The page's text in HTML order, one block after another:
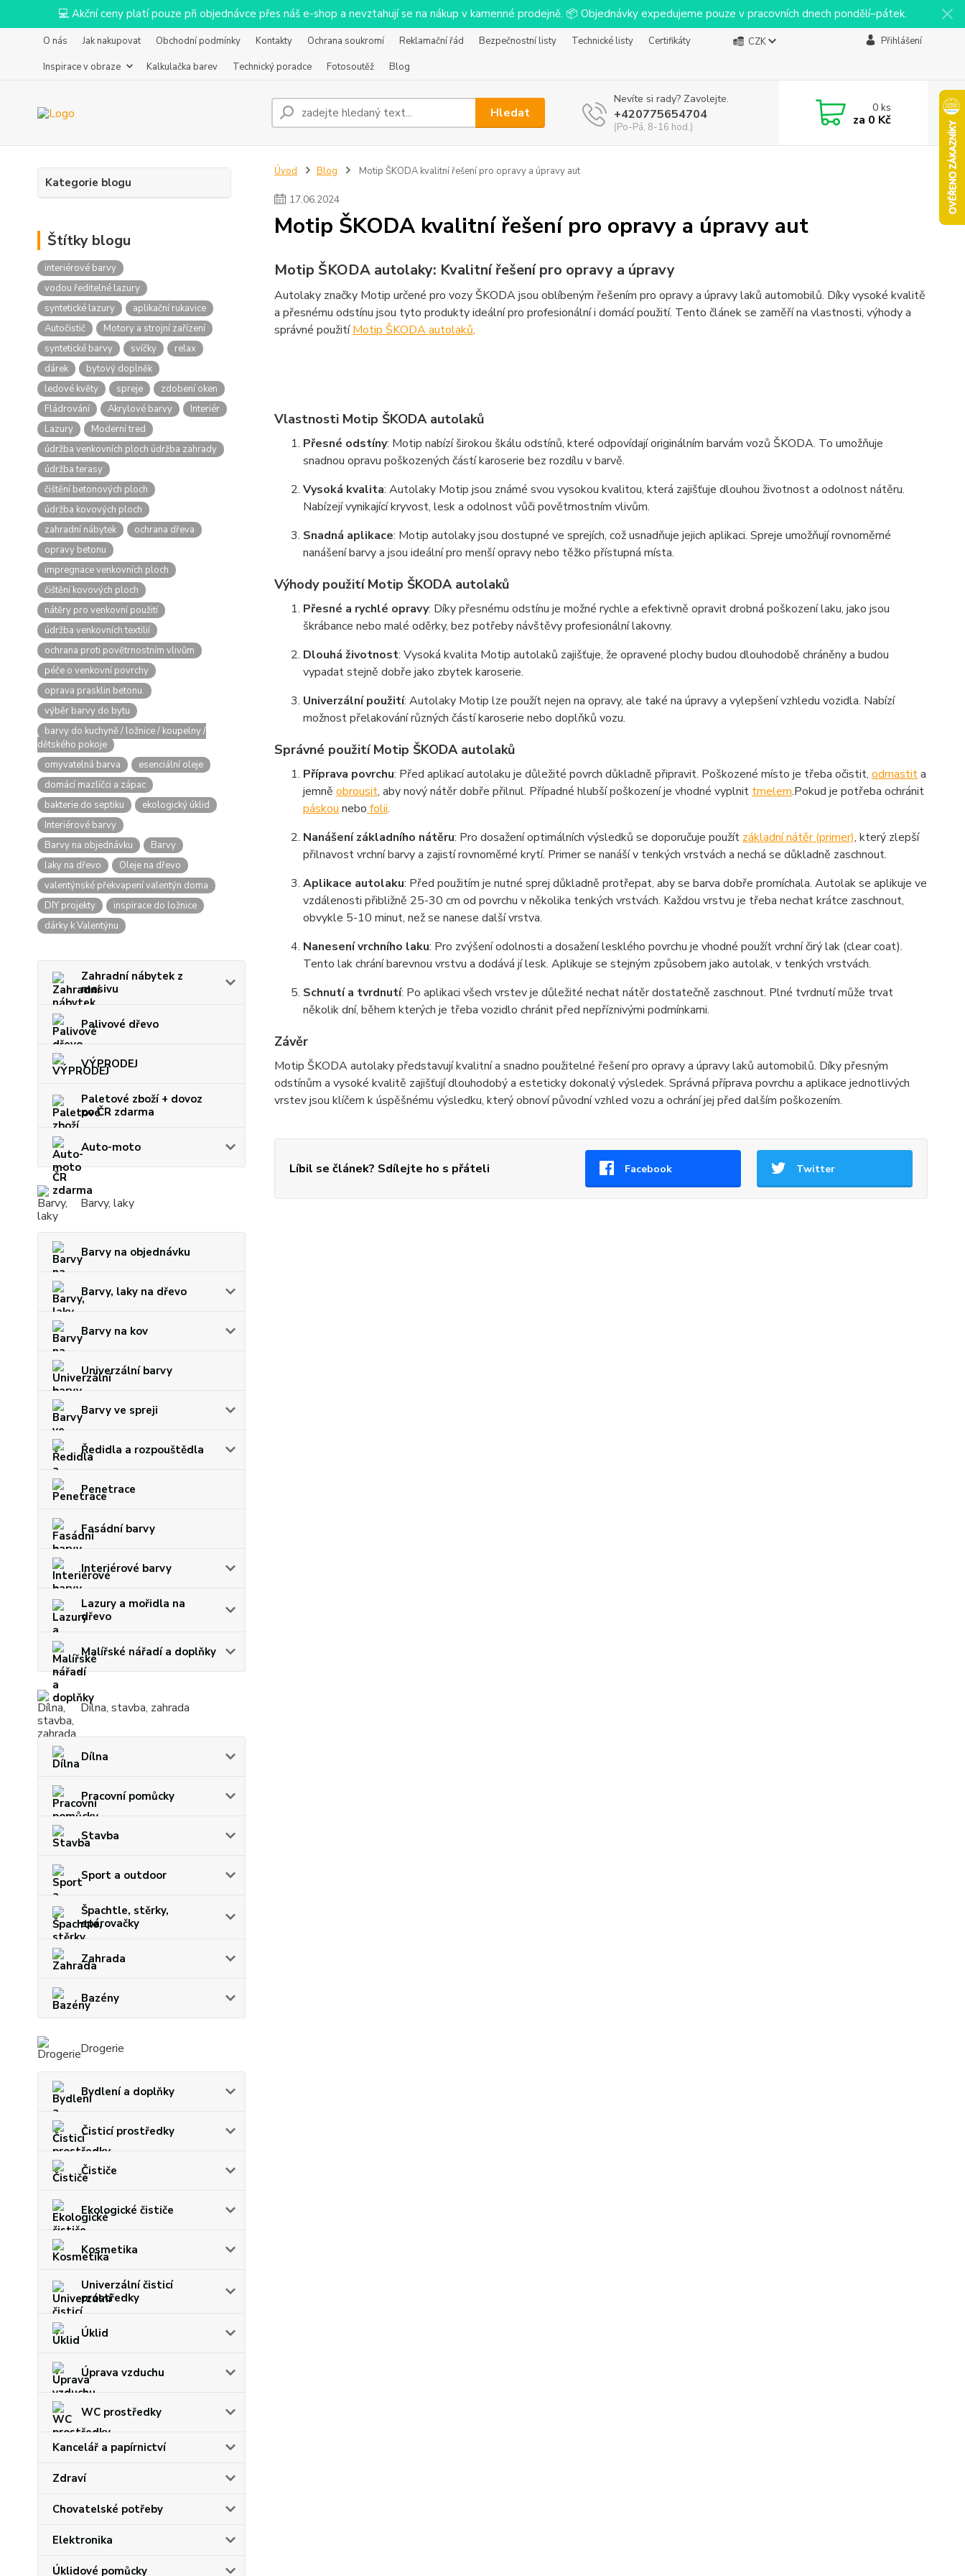
💻 Akční ceny platí pouze při objednávce přes náš e-shop a nevztahují se na nákup v kamenné prodejně. 📦 Objednávky expedujeme pouze v pracovních dnech pondělí–pátek.
O nás Jak nakupovat Obchodní podmínky Kontakty Ochrana soukromí Reklamační řád Bezpečnostní listy Technické listy
Certifikáty
Inspirace v obraze
Kalkulačka barev Technický poradce Fotosoutěž Blog
CZK Přihlášení
Hledat
Nevíte si rady? Zavolejte.
+420775654704
(Po-Pá, 8-16 hod.)
0ks
za 0 Kč
Kategorie blogu
Štítky blogu
interiérové barvy
vodou ředitelné lazury
syntetické lazury
aplikační rukavice
Autočistič
Motory a strojní zařízení
syntetické barvy
svíčky
relax
dárek
bytový doplněk
ledové květy
spreje
zdobení oken
Fládrování
Akrylové barvy
Interiér
Lazury
Moderní tred
údržba venkovních ploch údržba zahrady
údržba terasy
čištění betonových ploch
údržba kovových ploch
zahradní nábytek
ochrana dřeva
opravy betonu
impregnace venkovních ploch
čištění kovových ploch
nátěry pro venkovní použití
údržba venkovních textilií
ochrana proti povětrnostním vlivům
péče o venkovní povrchy
oprava prasklin betonu.
výběr barvy do bytu
barvy do kuchyně / ložnice / koupelny /
dětského pokoje
omyvatelná barva
esenciální oleje
domácí mazlíčci a zápac
bakterie do septiku
ekologický úklid
Interiérové barvy
Barvy na objednávku
Barvy
laky na dřevo
Oleje na dřevo
valentýnské překvapení valentýn doma
DIY projekty
inspirace do ložnice
dárky k Valentýnu
Zahradní nábytek z
masivu
Palivové dřevo
VÝPRODEJ
Paletové zboží + dovoz
po ČR zdarma
Auto-moto
Barvy, laky
Barvy na objednávku
Barvy, laky na dřevo
Barvy na kov
Univerzální barvy
Barvy ve spreji
Ředidla a rozpouštědla
Penetrace
Fasádní barvy
Interiérové barvy
Lazury a mořidla na
dřevo
Malířské nářadí a doplňky
Dílna, stavba, zahrada
Dílna
Pracovní pomůcky
Stavba
Sport a outdoor
Špachtle, stěrky,
spárovačky
Zahrada
Bazény
Drogerie
Bydlení a doplňky
Čisticí prostředky
Čističe
Ekologické čističe
Kosmetika
Univerzální čisticí
prostředky
Úklid
Úprava vzduchu
WC prostředky
Kancelář a papírnictví
Zdraví
Chovatelské potřeby
Elektronika
Úklidové pomůcky
Úvod Blog Motip ŠKODA kvalitní řešení pro opravy a úpravy aut
17.06.2024
Motip ŠKODA kvalitní řešení pro opravy a úpravy aut
Motip ŠKODA autolaky: Kvalitní řešení pro opravy a úpravy
Autolaky značky Motip určené pro vozy ŠKODA jsou oblíbeným řešením pro opravy a úpravy laků automobilů. Díky vysoké kvalitě
a přesnému odstínu jsou tyto produkty ideální pro profesionální i domácí použití. Tento článek se zaměří na vlastnosti, výhody a
správné použitíMotip ŠKODA autolaků.
Vlastnosti Motip ŠKODA autolaků
Přesné odstíny: Motip nabízí širokou škálu odstínů, které odpovídají originálním barvám vozů ŠKODA. To umožňuje
snadnou opravu poškozených částí karoserie bez rozdílu v barvě.
Vysoká kvalita: Autolaky Motip jsou známé svou vysokou kvalitou, která zajišťuje dlouhou životnost a odolnost nátěru.
Nabízejí vynikající kryvost, lesk a odolnost vůči povětrnostním vlivům.
Snadná aplikace: Motip autolaky jsou dostupné ve sprejích, což usnadňuje jejich aplikaci. Spreje umožňují rovnoměrné
nanášení barvy a jsou ideální pro menší opravy nebo těžko přístupná místa.
Výhody použití Motip ŠKODA autolaků
Přesné a rychlé opravy: Díky přesnému odstínu je možné rychle a efektivně opravit drobná poškození laku, jako jsou
škrábance nebo malé oděrky, bez potřeby návštěvy profesionální lakovny.
Dlouhá životnost: Vysoká kvalita Motip autolaků zajišťuje, že opravené plochy budou dlouhodobě chráněny a budou
vypadat stejně dobře jako zbytek karoserie.
Univerzální použití: Autolaky Motip lze použít nejen na opravy, ale také na úpravy a vylepšení vzhledu vozidla. Nabízí
možnost přelakování různých částí karoserie nebo doplňků vozu.
Správné použití Motip ŠKODA autolaků
Příprava povrchu: Před aplikací autolaku je důležité povrch důkladně připravit. Poškozené místo je třeba očistit, odmastita
jemně obrousit, aby nový nátěr dobře přilnul. Případné hlubší poškození je vhodné vyplnit tmelem.Pokud je potřeba ochránit
páskou nebo folii.
Nanášení základního nátěru: Pro dosažení optimálních výsledků se doporučuje použít základní nátěr (primer), který zlepší
přilnavost vrchní barvy a zajistí rovnoměrné krytí. Primer se nanáší v tenkých vrstvách a nechá se důkladně zaschnout.
Aplikace autolaku: Před použitím je nutné sprej důkladně protřepat, aby se barva dobře promíchala. Autolak se aplikuje ve
vzdálenosti přibližně 25-30 cm od povrchu v několika tenkých vrstvách. Každou vrstvu je třeba nechat krátce zaschnout,
obvykle 5-10 minut, než se nanese další vrstva.
Nanesení vrchního laku: Pro zvýšení odolnosti a dosažení lesklého povrchu je vhodné použít vrchní čirý lak (clear coat).
Tento lak chrání barevnou vrstvu a dodává jí lesk. Aplikuje se stejným způsobem jako autolak, v tenkých vrstvách.
Schnutí a tvrdnutí: Po aplikaci všech vrstev je důležité nechat nátěr dostatečně zaschnout. Plné tvrdnutí může trvat
několik dní, během kterých je třeba vozidlo chránit před nepříznivými podmínkami.
Závěr
Motip ŠKODA autolaky představují kvalitní a snadno použitelné řešení pro opravy a úpravy laků automobilů. Díky přesným
odstínům a vysoké kvalitě zajišťují dlouhodobý a esteticky dokonalý výsledek. Správná příprava povrchu a aplikace jednotlivých
vrstev jsou klíčem k úspěšnému výsledku, který obnoví původní vzhled vozu a ochrání jej před dalším poškozením.
Líbil se článek? Sdílejte ho s přáteli Facebook Twitter